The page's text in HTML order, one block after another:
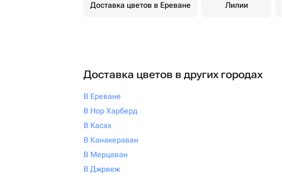
Доставка цветов в Ереване Лилии
Доставка цветов в других городах
В Ереване
В Нор Харберд
В Касах
В Канакераван
В Мерцаван
В Джрвеж